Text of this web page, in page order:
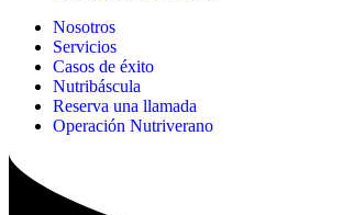
Nosotros
Servicios
Casos de éxito
Nutribáscula
Reserva una llamada
Operación Nutriverano